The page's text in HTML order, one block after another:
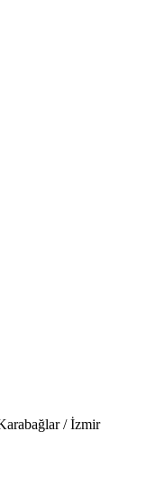
/ İzmir